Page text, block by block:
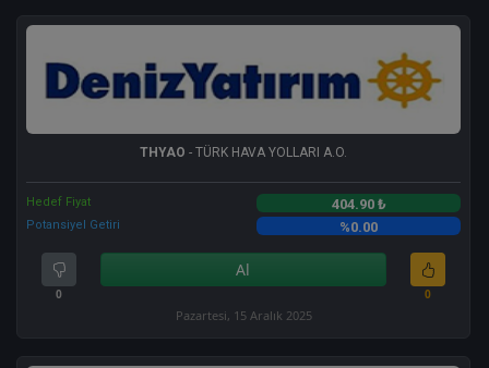
THYAO - TÜRK HAVA YOLLARI A.O.
Hedef Fiyat 404.90 ₺
Potansiyel Getiri %0.00
0
Al
0
Pazartesi, 15 Aralık 2025